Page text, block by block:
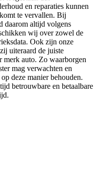
en reparaties kunnen
te vervallen. Bij
daarom altijd volgens
wij over zowel de
Ook zijn onze
uiteraard de juiste
merk auto. Zo waarborgen
mag verwachten en
deze manier behouden.
betrouwbare en betaalbare